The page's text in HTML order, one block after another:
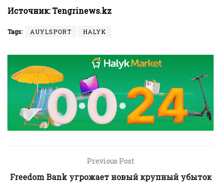
Источник:Tengrinews.kz
Tags: AUYLSPORT HALYK
Previous Post
Freedom Bank угрожает новый крупный убыток